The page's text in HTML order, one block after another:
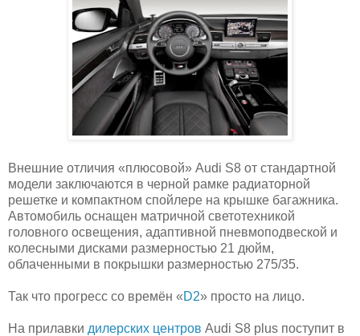
Внешние отличия «плюсовой» Audi S8 от стандартной
модели заключаются в черной рамке радиаторной
решетке и компактном спойлере на крышке багажника.
Автомобиль оснащен матричной светотехникой
головного освещения, адаптивной пневмоподвеской и
колесными дисками размерностью 21 дюйм,
облаченными в покрышки размерностью 275/35.
Так что прогресс со времён «D2» просто на лицо.
На прилавки дилерских центров Audi S8 plus поступит в